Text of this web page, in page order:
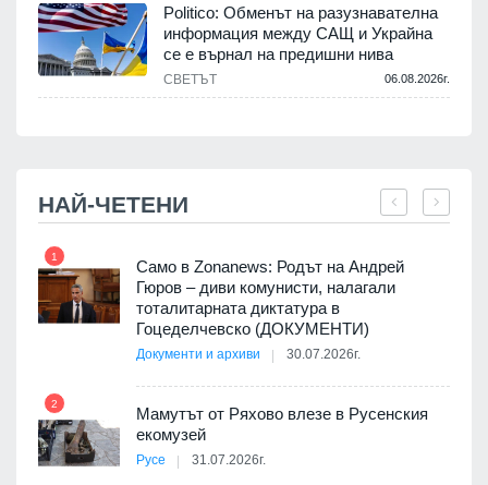
Politico: Обменът на разузнавателна
информация между САЩ и Украйна
се е върнал на предишни нива
СВЕТЪТ 06.08.2026г.
НАЙ-ЧЕТЕНИ
1
Само в Zonanews: Родът на Андрей
Гюров – диви комунисти, налагали
тоталитарната диктатура в
Гоцеделчевско (ДОКУМЕНТИ)
Документи и архиви 30.07.2026г.
2
Мамутът от Ряхово влезе в Русенския
екомузей
Русе 31.07.2026г.